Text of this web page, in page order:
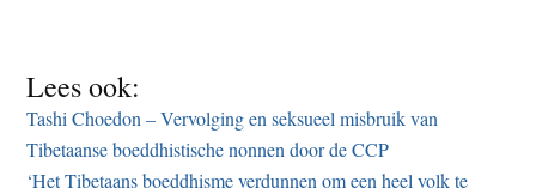
Lees ook:
Tashi Choedon – Vervolging en seksueel misbruik van
Tibetaanse boeddhistische nonnen door de CCP
‘Het Tibetaans boeddhisme verdunnen om een heel volk te